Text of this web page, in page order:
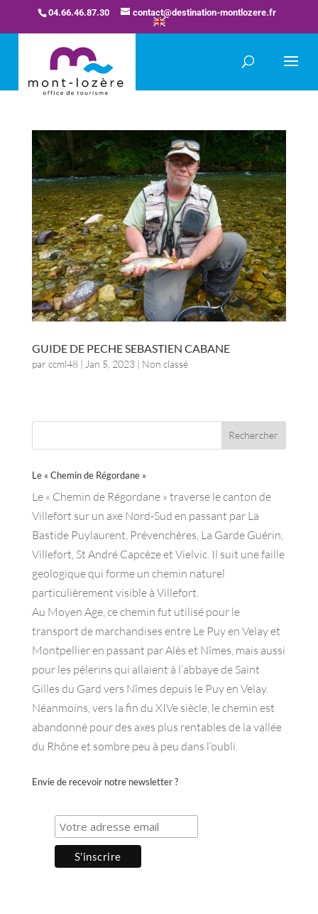
04.66.46.87.30 contact@destination-montlozere.fr
GUIDE DE PECHE SEBASTIEN CABANE
par ccml48| Jan 5, 2023| Non classé
Le « Chemin de Régordane »
Le « Chemin de Régordane » traverse le canton de
Villefort sur un axe Nord-Sud en passant par La
Bastide Puylaurent, Prévenchères, La Garde Guérin,
Villefort, St André Capcèze et Vielvic. Il suit une faille
geologique qui forme un chemin naturel
particulièrement visible à Villefort.
Au Moyen Age, ce chemin fut utilisé pour le
transport de marchandises entre Le Puy en Velay et
Montpellier en passant par Alès et Nîmes, mais aussi
pour les pélerins qui allaient à l’abbaye de Saint
Gilles du Gard vers Nîmes depuis le Puy en Velay.
Néanmoins, vers la fin du XIVe siècle, le chemin est
abandonné pour des axes plus rentables de la vallée
du Rhône et sombre peu à peu dans l’oubli.
Envie de recevoir notre newsletter ?